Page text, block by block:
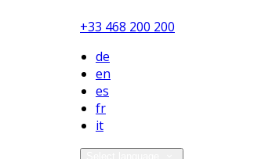
+33 468 200 200
de
en
es
fr
it